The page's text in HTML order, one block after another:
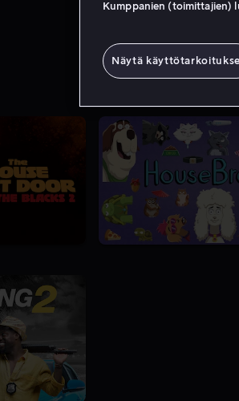
6.4
2 Kautta
Kumppanien (toimittajien)
Näytä